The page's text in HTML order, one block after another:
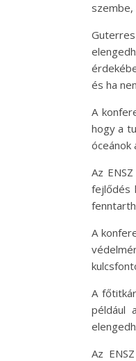
szembe,
és ha
A
hogy a
óceánok
Az
fejlődés
A
A
például
Az